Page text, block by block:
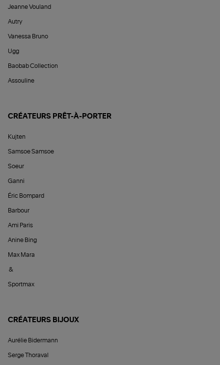
Jeanne Vouland
Autry
Vanessa Bruno
Ugg
Baobab Collection
Assouline
CRÉATEURS PRÊT-À-PORTER
Kujten
Samsoe Samsoe
Soeur
Ganni
Éric Bompard
Barbour
Ami Paris
Anine Bing
Max Mara
&
Sportmax
CRÉATEURS BIJOUX
Aurélie Bidermann
Serge Thoraval